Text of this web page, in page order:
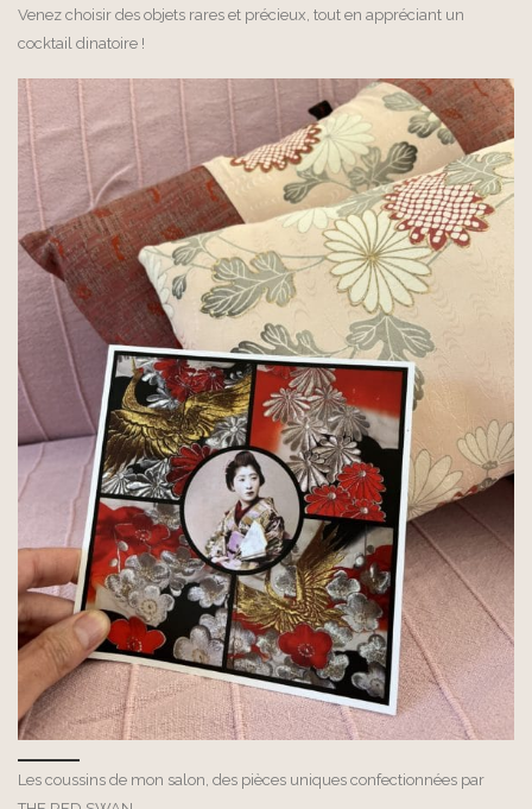
Venez choisir des objets rares et précieux, tout en appréciant un
cocktail dinatoire !
Les coussins de mon salon, des pièces uniques confectionnées par